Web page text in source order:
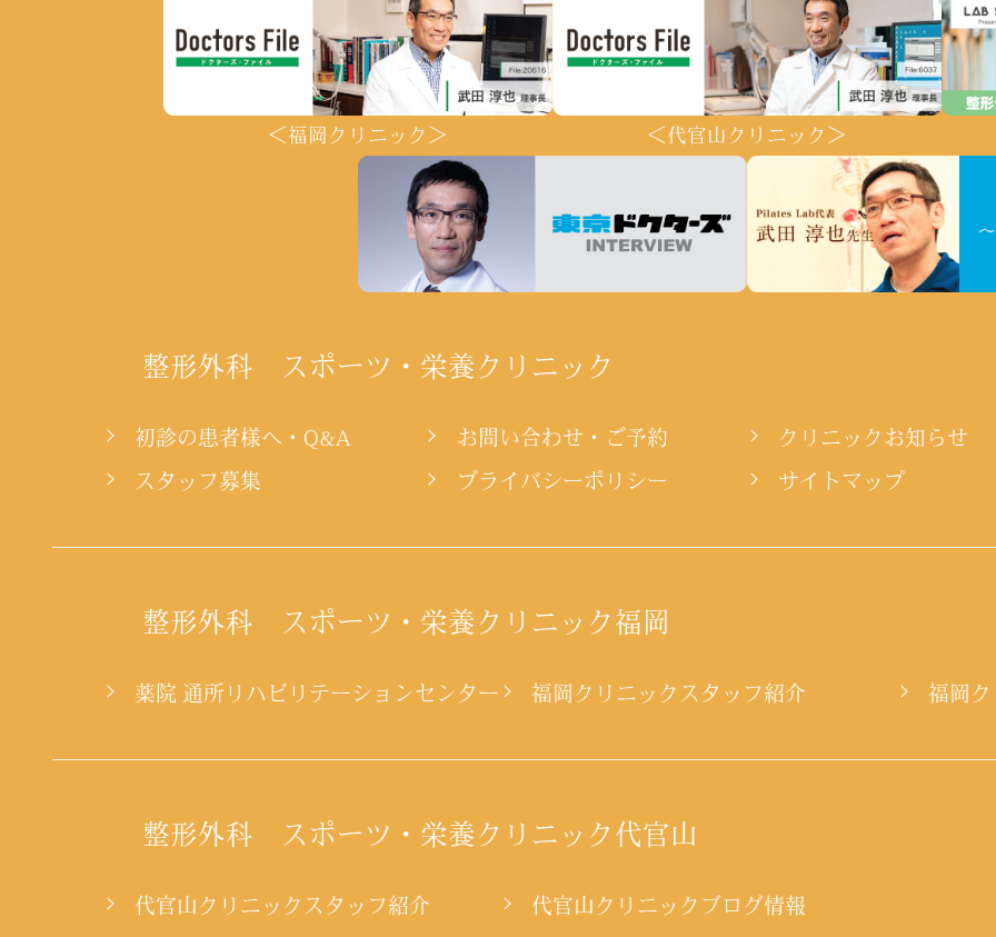
＜福岡クリニック＞ ＜代官山クリニック＞
整形外科 スポーツ・栄養クリニック
初診の患者様へ・Q&A お問い合わせ・ご予約 クリニックお知らせ
スタッフ募集 プライバシーポリシー サイトマップ
整形外科 スポーツ・栄養クリニック福岡
薬院 通所リハビリテーションセンター 福岡クリニックスタッフ紹介 福岡
整形外科 スポーツ・栄養クリニック代官山
代官山クリニックスタッフ紹介 代官山クリニックブログ情報